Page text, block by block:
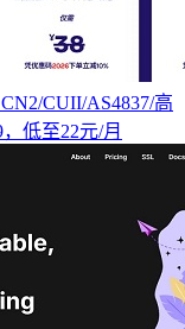
CUII/AS4837/高
低至22元/月